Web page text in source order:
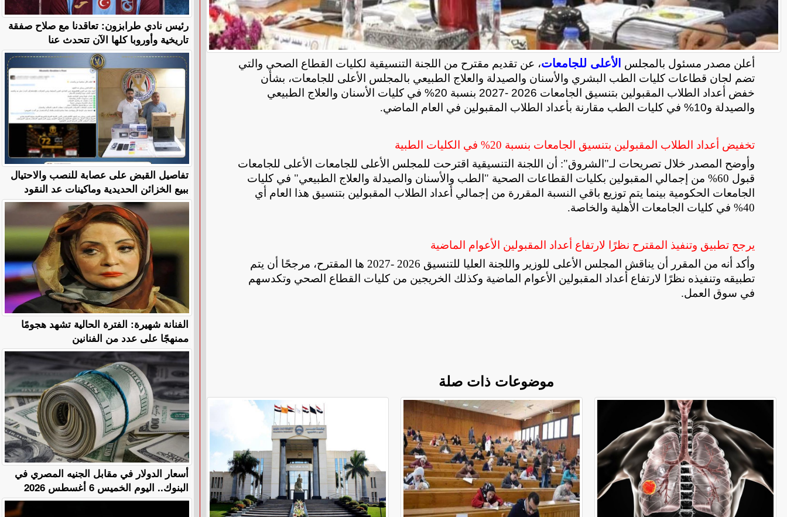
أعلن مصدر مسئول بالمجلس الأعلى للجامعات، عن تقديم مقترح من اللجنة التنسيقية لكليات القطاع الصحي والتي
تضم لجان قطاعات كليات الطب البشري والأسنان والصيدلة والعلاج الطبيعي بالمجلس الأعلى للجامعات، بشأن
خفض أعداد الطلاب المقبولين بتنسيق الجامعات 2026 -2027 بنسبة 20% في كليات الأسنان والعلاج الطبيعي
والصيدلة و10% في كليات الطب مقارنة بأعداد الطلاب المقبولين في العام الماضي
.
تخفيض أعداد الطلاب المقبولين بتنسيق الجامعات بنسبة 20% في الكليات الطبية
وأوضح المصدر خلال تصريحات لـ"الشروق": أن اللجنة التنسيقية اقترحت للمجلس الأعلى للجامعات الأعلى للجامعات
قبول 60% من إجمالي المقبولين بكليات القطاعات الصحية "الطب والأسنان والصيدلة والعلاج الطبيعي" في كليات
الجامعات الحكومية بينما يتم توزيع باقي النسبة المقررة من إجمالي أعداد الطلاب المقبولين بتنسيق هذا العام أي
40% في كليات الجامعات الأهلية والخاصة
.
يرجح تطبيق وتنفيذ المقترح نظرًا لارتفاع أعداد المقبولين الأعوام الماضية
وأكد أنه من المقرر أن يناقش المجلس الأعلى للوزير واللجنة العليا للتنسيق 2026 -2027 ها المقترح، مرجحًا أن يتم
تطبيقه وتنفيذه نظرًا لارتفاع أعداد المقبولين الأعوام الماضية وكذلك الخريجين من كليات القطاع الصحي وتكدسهم
في سوق العمل.
موضوعات ذات صلة
رئيس نادي طرابزون: تعاقدنا مع صلاح صفقة
تاريخية وأوروبا كلها الآن تتحدث عنا
تفاصيل القبض على عصابة للنصب والاحتيال
ببيع الخزائن الحديدية وماكينات عد النقود
الفنانة شهيرة: الفترة الحالية تشهد هجومًا
ممنهجًا على عدد من الفنانين
أسعار الدولار في مقابل الجنيه المصري في
البنوك.. اليوم الخميس 6 أغسطس 2026